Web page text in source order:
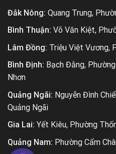
Đắk Nông: Quang Trung,
Bình Thuận: Võ Văn Kiệt,
Lâm Đồng: Triệu Việt Vương,
Bình Định: Bạch Đằng,
Nhơn
Quảng Ngãi: Nguyễn Đình
Quảng Ngãi
Gia Lai: Yết Kiêu, Phường
Quảng Nam: Phường Cẩm